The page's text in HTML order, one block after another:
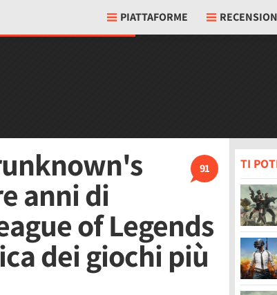
PIATTAFORME
91
anni di
of Legends
dei giochi più
TI